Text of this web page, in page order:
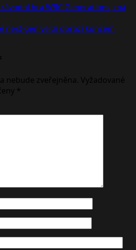
hra WRC Generations, má
next-gen verzi dorazí koncem
nebude zveřejněna. Vyžadované
*